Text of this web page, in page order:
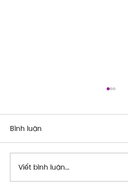
Bình luận
Viết bình luận...